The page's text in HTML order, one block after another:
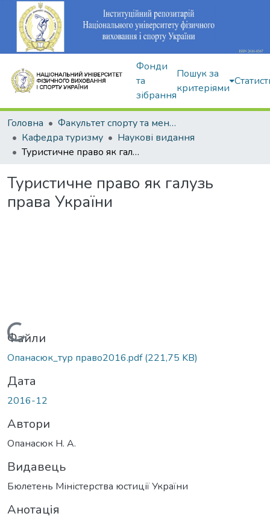
Фонди
та
зібрання
Пошук за
критеріями
Головна
Факультет спорту та менеджменту
Кафедра туризму
Наукові видання
Туристичне право як галузь права України
Туристичне право як галузь
права України
Вантажиться...
Файли
Опанасюк_тур право2016.pdf(221,75 KB)
Дата
2016-12
Автори
Опанасюк Н. А.
Видавець
Бюлетень Міністерства юстиції України
Анотація